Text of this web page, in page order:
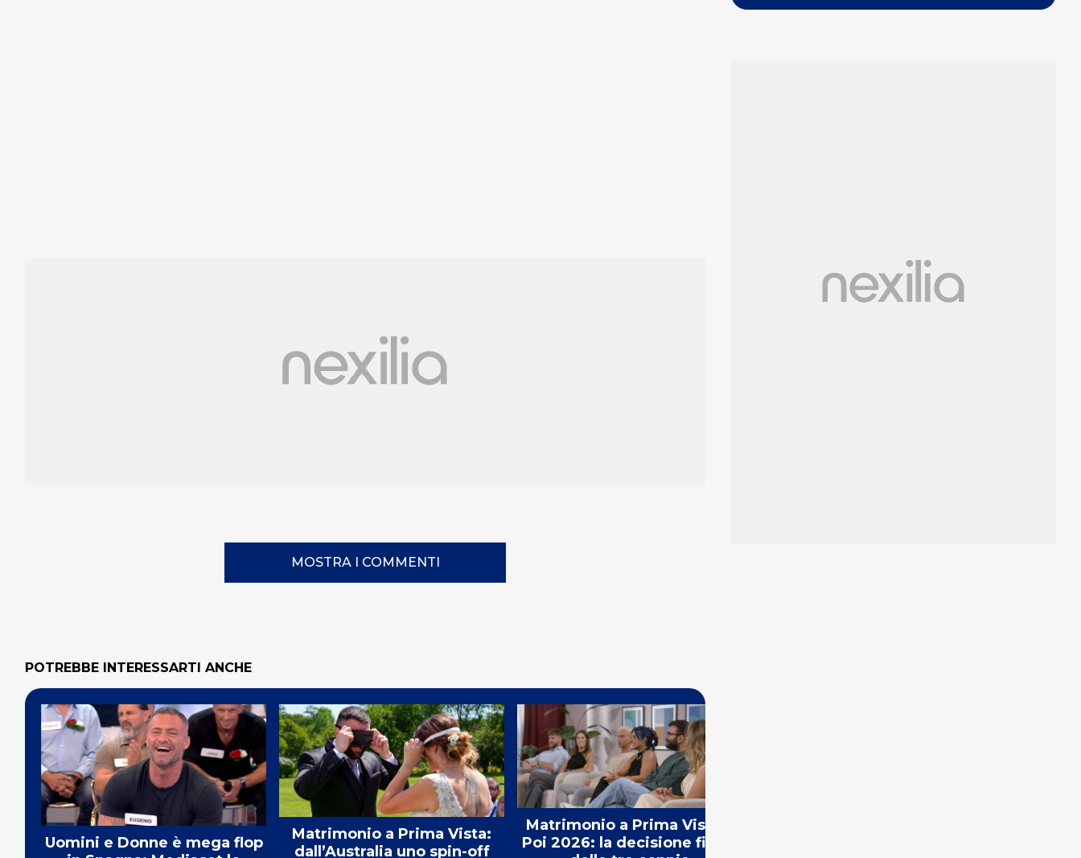
MOSTRA I COMMENTI
POTREBBE INTERESSARTI ANCHE
Uomini e Donne è mega flop
Matrimonio a Prima Vista:
dall’Australia uno spin-off
Matrimonio a Prima Vista E
Poi 2026: la decisione finale